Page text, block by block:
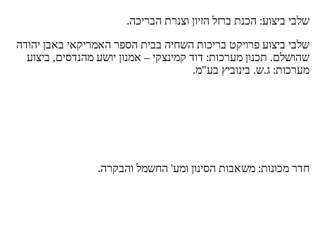
שלבי ביצוע: הכנת ברזל הזיון וצנרת הבריכה.
שלבי ביצוע פרויקט בריכות השחיה בבית הספר האמריקאי באבן יהודה
שהושלם. תכנון מערכות: דוד קמינצקי – אמנון יושע מהנדסים, ביצוע
מערכות: ג.ש. בינוביץ בע"מ.
חדר מכונות: משאבות הסינון ומע' החשמל והבקרה.